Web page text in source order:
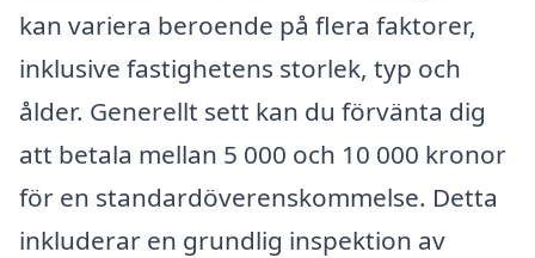
kan variera beroende på flera faktorer,
inklusive fastighetens storlek, typ och
ålder. Generellt sett kan du förvänta dig
att betala mellan 5 000 och 10 000 kronor
för en standardöverenskommelse. Detta
inkluderar en grundlig inspektion av